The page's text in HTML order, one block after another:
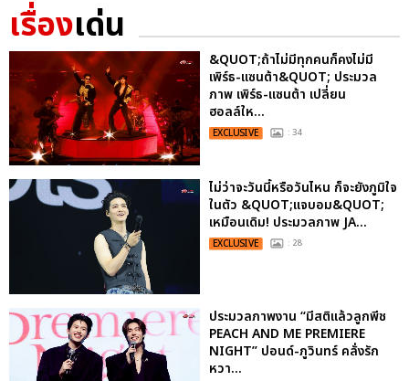
เรื่องเด่น
&QUOT;ถ้าไม่มีทุกคนก็คงไม่มี
เพิร์ธ-แซนต้า&QUOT; ประมวล
ภาพ เพิร์ธ-แซนต้า เปลี่ยน
ฮอลล์ให...
EXCLUSIVE : 34
ไม่ว่าจะวันนี้หรือวันไหน ก็จะยังภูมิใจ
ในตัว &QUOT;แจบอม&QUOT;
เหมือนเดิม! ประมวลภาพ JA...
EXCLUSIVE : 28
ประมวลภาพงาน “มีสติแล้วลูกพีช
PEACH AND ME PREMIERE
NIGHT” ปอนด์-ภูวินทร์ คลั่งรัก
หวา...